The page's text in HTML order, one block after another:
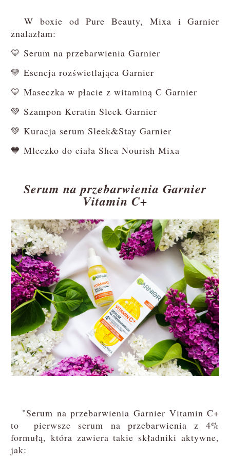
W boxie od Pure Beauty, Mixa i Garnier
znalazłam:
💛 Serum na przebarwienia Garnier
💛 Esencja rozświetlająca Garnier
💛 Maseczka w płacie z witaminą C Garnier
💚 Szampon Keratin Sleek Garnier
💚 Kuracja serum Sleek&Stay Garnier
🧡 Mleczko do ciała Shea Nourish Mixa
Serum na przebarwienia Garnier
Vitamin C+
"Serum na przebarwienia Garnier Vitamin C+
to pierwsze serum na przebarwienia z 4%
formułą, która zawiera takie składniki aktywne,
jak: